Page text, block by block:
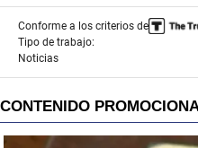
Conforme a los criterios de
Tipo de trabajo:
Noticias